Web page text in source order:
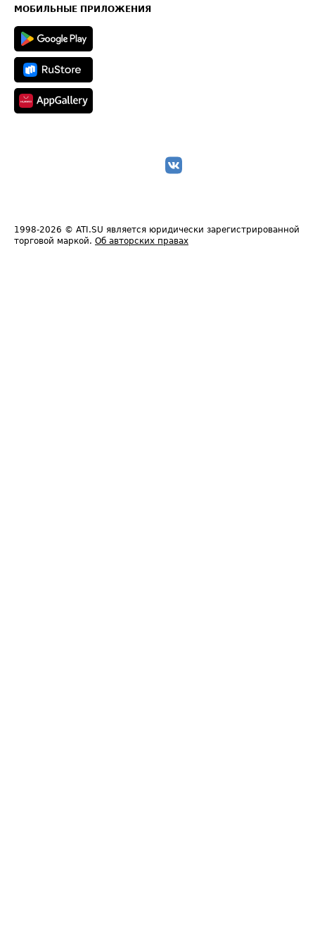
Техническая информация
МОБИЛЬНЫЕ ПРИЛОЖЕНИЯ
1998-2026 © ATI.SU является юридически зарегистрированной
торговой маркой. Об авторских правах